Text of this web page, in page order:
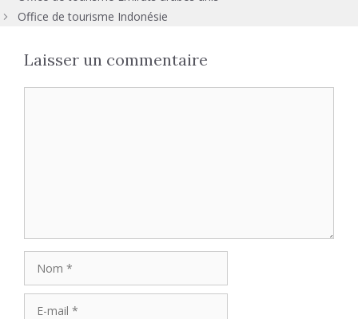
Office de tourisme Indonésie
Laisser un commentaire